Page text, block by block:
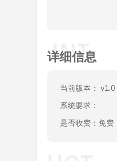
详细信息
当前版本： v1.0
系统要求：
是否收费：免费